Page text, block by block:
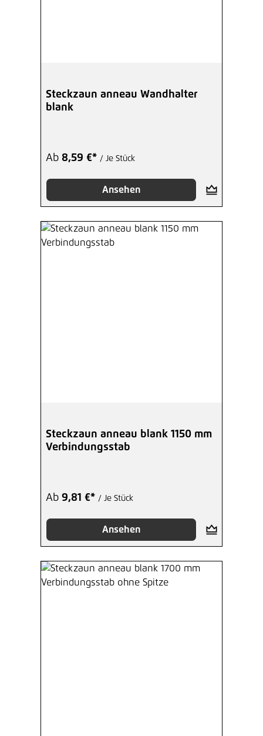
Steckzaun anneau Wandhalter
blank
Ab 8,59 €* / Je Stück
Ansehen
Steckzaun anneau blank 1150 mm
Verbindungsstab
Ab 9,81 €* / Je Stück
Ansehen